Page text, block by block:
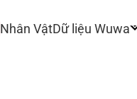
Nhân VậtDữ liệu Wuwa